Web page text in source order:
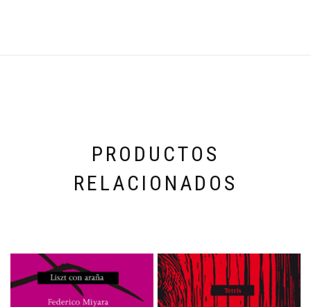
PRODUCTOS
RELACIONADOS